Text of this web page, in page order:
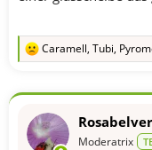
R
k
o
Caramell, Tubi,
Moderatrix